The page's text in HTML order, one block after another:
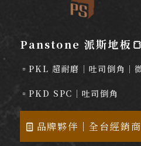
Panstone 派斯地板🍞
▫️PKL 超耐磨｜吐司倒角｜
▫️PKD SPC｜吐司倒角
品牌夥伴｜全台經銷商